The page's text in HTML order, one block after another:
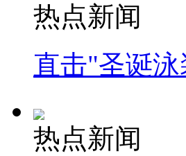
热点新闻
直击"圣诞
热点新闻